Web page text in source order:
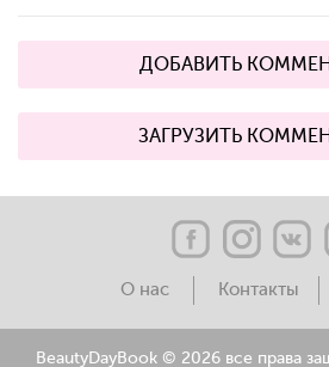
ДОБАВИТЬ
ЗАГРУЗИТЬ
О нас Контакты
BeautyDayBook © 2026 все права